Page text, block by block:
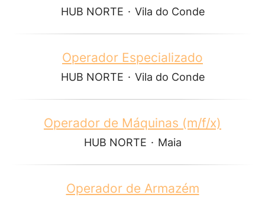
HUB NORTE · Vila do Conde
Operador Especializado
HUB NORTE · Vila do Conde
Operador de Máquinas (m/f/x)
HUB NORTE · Maia
Operador de Armazém